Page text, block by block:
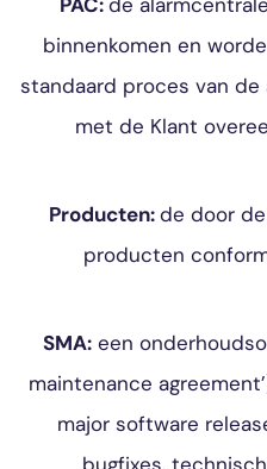
binnenkomen en
standaard proces van
met de Klant
Producten:de door
producten
SMA:een
maintenance
major software